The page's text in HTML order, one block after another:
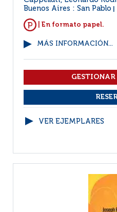
Buenos Aires : San Pablo
| En formato papel.
MÁS INFORMACIÓN...
VER EJEMPLARES